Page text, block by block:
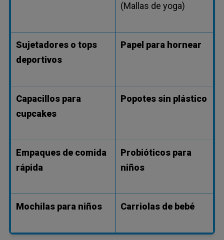
(Mallas de yoga)
Sujetadores o tops
deportivos
Papel para hornear
Capacillos para
cupcakes
Popotes sin plástico
Empaques de comida
rápida
Probióticos para
niños
Mochilas para niños Carriolas de bebé